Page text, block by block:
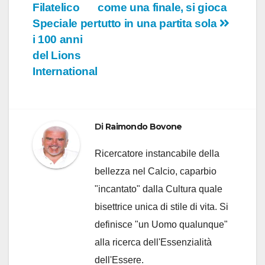
articoli
come una finale, si gioca
tutto in una partita sola
Filatelico
Speciale per
i 100 anni
del Lions
International
Di Raimondo Bovone
Ricercatore instancabile della
bellezza nel Calcio, caparbio
"incantato" dalla Cultura quale
bisettrice unica di stile di vita. Si
definisce "un Uomo qualunque"
alla ricerca dell'Essenzialità
dell'Essere.